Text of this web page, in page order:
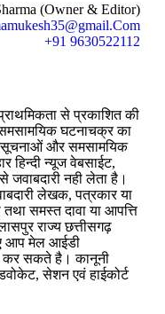
(Owner & Editor)
+91 9630522112
से प्रकाशित की
समसामयिक घटनाचक्र का
सूचनाओं और समसामयिक
हिन्दी न्यूज वेबसाईट,
जवाबदारी नही लेता है।
लेखक, पत्रकार या
समस्त दावा या आपत्ति
राज्य छत्तीसगढ़
आप मेल आईडी
कर सकते है। कानूनी
सेशन एवं हाईकोर्ट